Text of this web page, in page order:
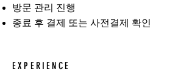
방문 관리 진행
종료 후 결제 또는 사전결제 확인
EXPERIENCE